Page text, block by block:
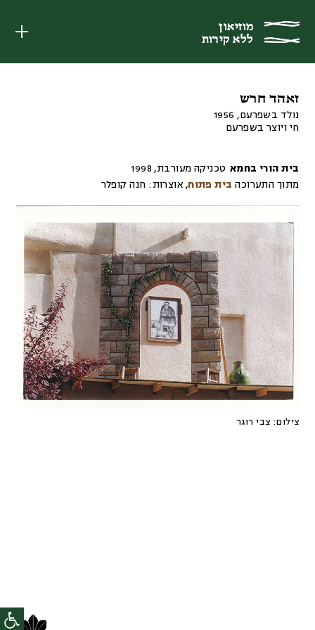
מוזיאון
ללא קירות
מוזיאון
ללא קירות
זאהד חרש
נולד בשפרעם, 1956
חי ויוצר בשפרעם
בית הורי בחמא טכניקה מעורבת,
1998
מתוך התערוכה בית פתוח, אוצרות: חנה קופלר
צילום: צבי רוגר